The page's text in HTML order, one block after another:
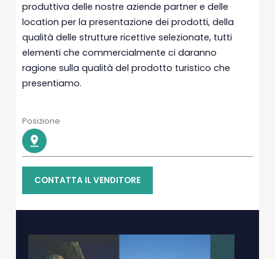
produttiva delle nostre aziende partner e delle
location per la presentazione dei prodotti, della
qualità delle strutture ricettive selezionate, tutti
elementi che commercialmente ci daranno
ragione sulla qualità del prodotto turistico che
presentiamo.
Posizione
CONTATTA IL VENDITORE